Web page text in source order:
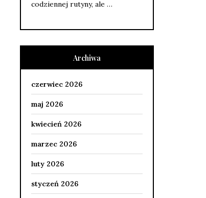
codziennej rutyny, ale …
Archiwa
czerwiec 2026
maj 2026
kwiecień 2026
marzec 2026
luty 2026
styczeń 2026